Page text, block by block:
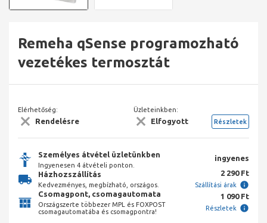
Remeha qSense programozható
vezetékes termosztát
Elérhetőség:
Rendelésre
Üzleteinkben:
Elfogyott Részletek
Személyes átvétel üzletünkben
Ingyenesen 4 átvételi ponton.
ingyenes
Házhozszállítás
Kedvezményes, megbízható, országos.
2 290 Ft
Szállítási árak
Csomagpont, csomagautomata
Országszerte többezer MPL és FOXPOST
csomagautomatába és csomagpontra!
1 090 Ft
Részletek